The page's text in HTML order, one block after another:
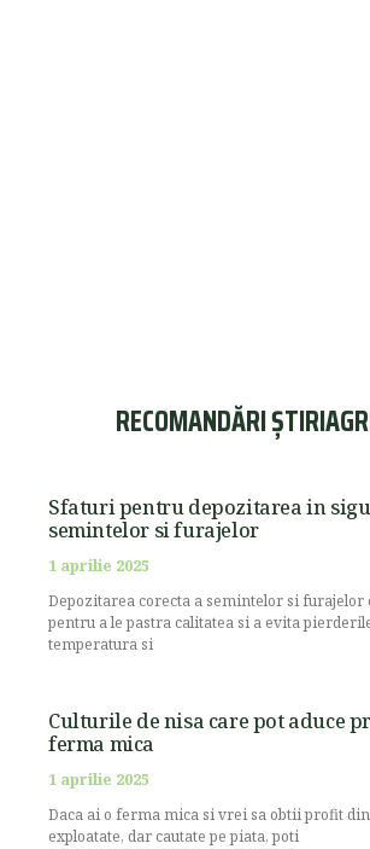
RECOMANDĂRI
Sfaturi pentru depozitarea in
semintelor si furajelor
1 aprilie 2025
Depozitarea corecta a semintelor si furajelor
pentru a le pastra calitatea si a evita
temperatura si
Culturile de nisa care pot aduce
ferma mica
1 aprilie 2025
Daca ai o ferma mica si vrei sa obtii profit
exploatate, dar cautate pe piata, poti